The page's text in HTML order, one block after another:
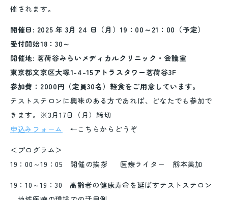
催されます。
開催日: 2025 年 3月 24 日（月）19：00～21：00（予定）
受付開始18：30～
開催地: 茗荷谷みらいメディカルクリニック・会議室
東京都文京区大塚1-4-15アトラスタワー茗荷谷3F
参加費：2000円（定員30名）軽食をご用意しています。
テストステロンに興味のある方であれば、どなたでも参加で
きます。※3月17日（月）締切
申込みフォーム
←こちらからどうぞ
＜プログラム＞
19：00～19：05 開催の挨拶 医療ライター 熊本美加
19：10～19：30 高齢者の健康寿命を延ばすテストステロン